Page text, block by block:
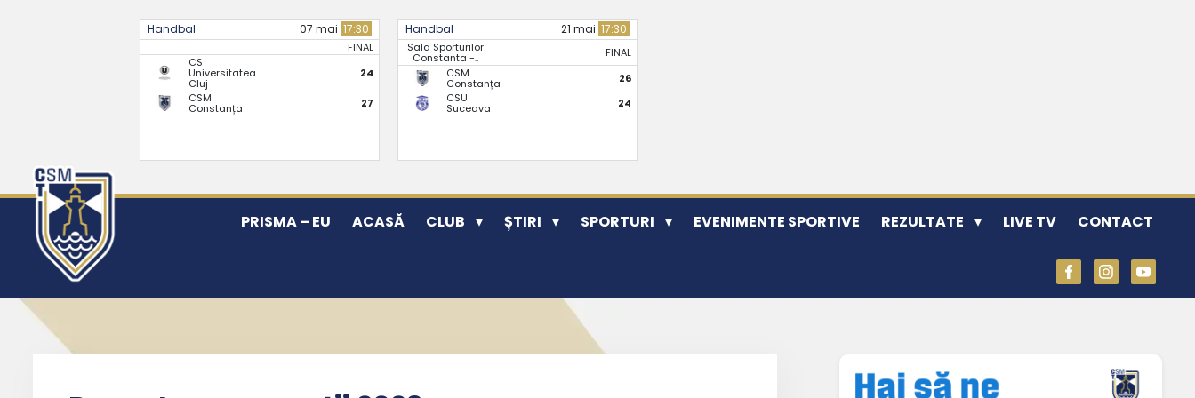
Handbal 07 mai 17:30
FINAL
CS
Universitatea
Cluj
24
CSM
Constanța 27
Handbal 21 mai 17:30
Sala Sporturilor
Constanta -..
FINAL
CSM
Constanța
26
CSU
Suceava 24
PRISMA – EU ACASĂ CLUB ȘTIRI SPORTURI EVENIMENTE SPORTIVE REZULTATE LIVE TV CONTACT